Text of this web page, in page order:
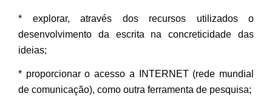
* explorar, através dos recursos utilizados o
desenvolvimento da escrita na concreticidade das
ideias;
* proporcionar o acesso a INTERNET (rede mundial
de comunicação), como outra ferramenta de pesquisa;